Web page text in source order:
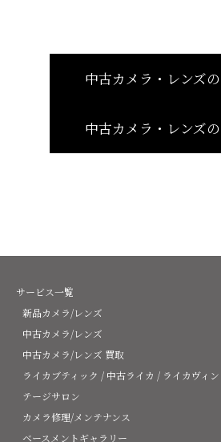
中古カメラ・レンズの
中古カメラ・レンズの
サービス一覧
新品カメラ/レンズ
中古カメラ/レンズ
中古カメラ/レンズ 買取
ライカブティック / 中古ライカ / ライカヴィン
テージサロン
カメラ修理/メンテナンス
ベースメントギャラリー